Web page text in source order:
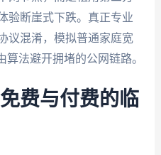
验断崖式下跌。真正专业
议混淆，模拟普通家庭宽
法避开拥堵的公网链路。
费与付费的临